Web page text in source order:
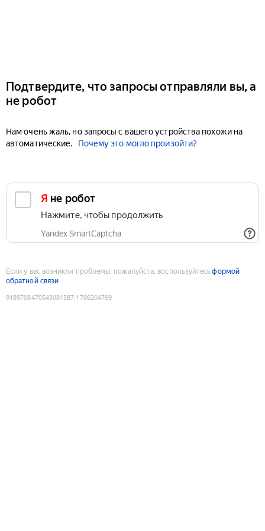
Подтвердите, что запросы отправляли вы, а
не робот
Нам очень жаль, но запросы с вашего устройства похожи на
автоматические.
Почему это могло произойти?
Я не робот
Нажмите, чтобы продолжить
Yandex SmartCaptcha
Если у вас возникли проблемы, пожалуйста, воспользуйтесьформой
обратной связи
9189708470543081587:1786204769